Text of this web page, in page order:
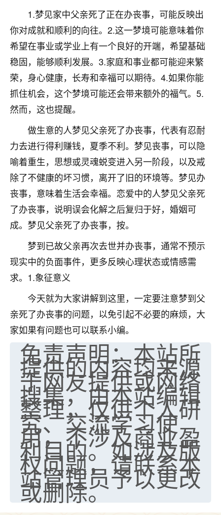
1.梦见家中父亲死了正在办丧事，可能反映出
你对成就和顺利的向往。2.这一梦境可能意味着你
希望在事业或学业上有一个良好的开端，希望基础
稳固，能够顺利发展。3.家庭和事业都可能迎来繁
荣，身心健康，长寿和幸福可以期待。4.如果你能
抓住机会，这个梦境可能还会带来额外的福气。5.
然而，这也提醒。
做生意的人梦见父亲死了办丧事，代表有忍耐
力去进行得利赚钱，夏季不利。梦见丧事，可以隐
喻着重生，思想或灵魂蜕变进入另一阶段，以及戒
除了不健康的坏习惯，离开了旧的环境等。梦见办
丧事，意味着生活会幸福。恋爱中的人梦见父亲死
了办丧事，说明误会化解之后复归于好，婚姻可
成。梦见父亲死了办丧事，按。
梦到已故父亲再次去世并办丧事，通常不预示
现实中的负面事件，更多反映心理状态或情感需
求。1.象征意义
今天就为大家讲解到这里，一定要注意梦到父
亲死了办丧事的问题，以免引起不必要的麻烦，大
家如果有问题也可以联系小编。
免责声明：本站所
提供的内容均来源
于网友提供或网络
搜集，由本站编辑
整理，仅供个人研
究、交流学习使
用，不涉及商业盈
利目的。如涉及版
权问题，请联系本
站管理员予以更改
或删除。
2天前 来自山西 15
Jessica李
老师做不做超度法事？我想给我奶奶做超度，她今年
刚去世了。
七零老顽童：我母亲前年离世，刚开始我经常
做梦梦见她，后来也是朋友介绍，找到慧来老
师，安排了超度法事，做梦再也没有梦到过
超度，现在看来，人不信也不行。
11
优秀的张同学
老师收徒吗？？我对这些很感兴趣
15